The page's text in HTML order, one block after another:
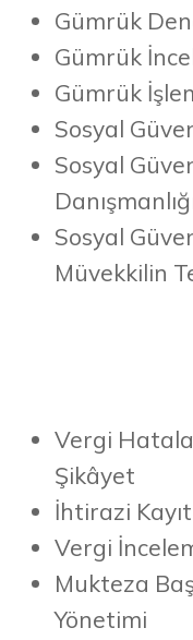
Vergi
Şikâyet
İhtirazi
Vergi
Mukteza
Yönetimi
Gümrük
Gümrük
Gümrük
Sosyal
Sosyal
Sosyal
Müvekkilin